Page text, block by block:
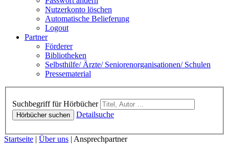
Nutzerkonto löschen
Automatische Belieferung
Logout
Partner
Förderer
Bibliotheken
Selbsthilfe/ Ärzte/ Seniorenorganisationen/ Schulen
Pressematerial
Suchbegriff für Hörbücher
Hörbücher suchen Detailsuche
Sie sind hier:
Startseite | Über uns | Ansprechpartner